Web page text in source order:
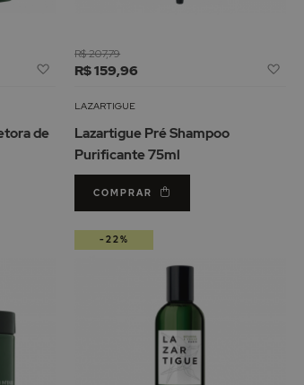
Adicionar
Lista
Desejos
de
R$ 159,96
R$ 207,79
LAZARTIGUE
Lazartigue Pré Shampoo
Purificante 75ml
COMPRAR
-22%